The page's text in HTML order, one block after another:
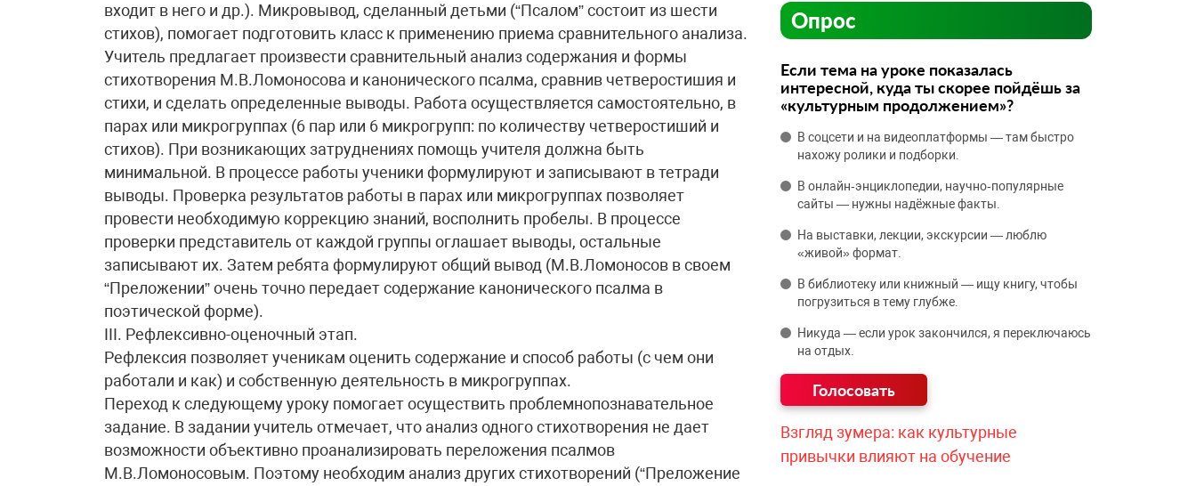
входит в него и др.). Микровывод, сделанный детьми (“Псалом” состоит из шести
стихов), помогает подготовить класс к применению приема сравнительного анализа.
Учитель предлагает произвести сравнительный анализ содержания и формы
стихотворения М.В.Ломоносова и канонического псалма, сравнив четверостишия и
стихи, и сделать определенные выводы. Работа осуществляется самостоятельно, в
парах или микрогруппах (6 пар или 6 микрогрупп: по количеству четверостиший и
стихов). При возникающих затруднениях помощь учителя должна быть
минимальной. В процессе работы ученики формулируют и записывают в тетради
выводы. Проверка результатов работы в парах или микрогруппах позволяет
провести необходимую коррекцию знаний, восполнить пробелы. В процессе
проверки представитель от каждой группы оглашает выводы, остальные
записывают их. Затем ребята формулируют общий вывод (М.В.Ломоносов в своем
“Преложении” очень точно передает содержание канонического псалма в
поэтической форме).
III. Рефлексивно-оценочный этап.
Рефлексия позволяет ученикам оценить содержание и способ работы (с чем они
работали и как) и собственную деятельность в микрогруппах.
Переход к следующему уроку помогает осуществить проблемнопознавательное
задание. В задании учитель отмечает, что анализ одного стихотворения не дает
возможности объективно проанализировать переложения псалмов
М.В.Ломоносовым. Поэтому необходим анализ других стихотворений (“Преложение
Опрос
Если тема на уроке показалась
интересной, куда ты скорее пойдёшь за
«культурным продолжением»?
В соцсети и на видеоплатформы — там быстро
нахожу ролики и подборки.
В онлайн‑энциклопедии, научно‑популярные
сайты — нужны надёжные факты.
На выставки, лекции, экскурсии — люблю
«живой» формат.
В библиотеку или книжный — ищу книгу, чтобы
погрузиться в тему глубже.
Никуда — если урок закончился, я переключаюсь
на отдых.
Взгляд зумера: как культурные
привычки влияют на обучение